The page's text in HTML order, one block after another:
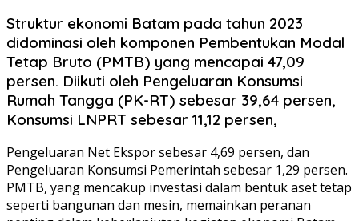
Struktur ekonomi Batam pada tahun 2023
didominasi oleh komponen Pembentukan Modal
Tetap Bruto (PMTB) yang mencapai 47,09
persen. Diikuti oleh Pengeluaran Konsumsi
Rumah Tangga (PK-RT) sebesar 39,64 persen,
Konsumsi LNPRT sebesar 11,12 persen,
Pengeluaran Net Ekspor sebesar 4,69 persen, dan
Pengeluaran Konsumsi Pemerintah sebesar 1,29 persen.
PMTB, yang mencakup investasi dalam bentuk aset tetap
seperti bangunan dan mesin, memainkan peranan